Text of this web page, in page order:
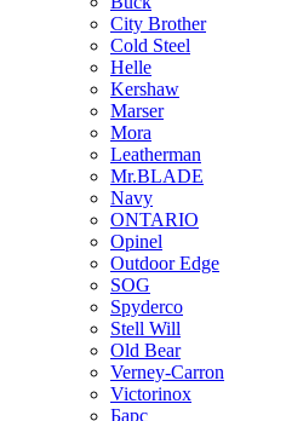
City Brother
Cold Steel
Helle
Kershaw
Marser
Mora
Leatherman
Mr.BLADE
Navy
ONTARIO
Opinel
Outdoor Edge
SOG
Spyderco
Stell Will
Old Bear
Verney-Carron
Victorinox
Барс